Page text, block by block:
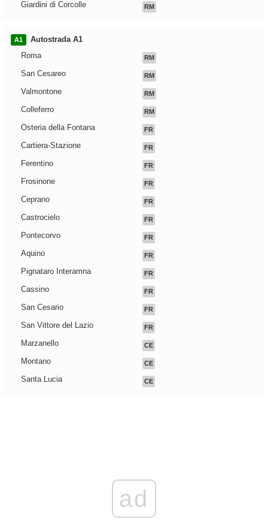
Giardini di Corcolle RM
A1
Autostrada A1
Roma
RM
San Cesareo RM
Valmontone RM
Colleferro RM
Osteria della Fontana FR
Cartiera-Stazione FR
Ferentino FR
Frosinone FR
Ceprano FR
Castrocielo FR
Pontecorvo FR
Aquino FR
Pignataro Interamna FR
Cassino FR
San Cesario FR
San Vittore del Lazio FR
Marzanello CE
Montano CE
Santa Lucia CE
ad